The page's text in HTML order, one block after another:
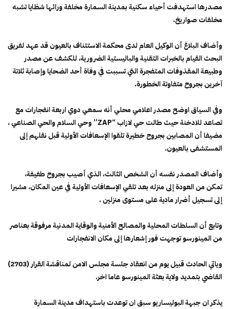
مصدرها استهدفت أحياء سكنية بمدينة السمارة مخلفة ورائها شظايا تشبه
مخلفات صواريخ.
وأضاف البلاغ أن الوكيل العام لدى محكمة الاستئناف بالعيون قد عهد لفريق
البحث القيام بالخبرات التقنية والباليستية الضرورية، للكشف عن مصدر
وطبيعة المقذوفات المتفجرة التي تسببت في وفاة أحد الضحايا وإصابة ثلاتة
آخرين بجروح متفاوتة الخطورة.
وفي السياق اوضح مصدر اعلامي محلي أنه سمعي دوي اربعة انفجارات مع
تصاعد للادخنة حيث طالت حي لازاب “ZAP” وحي السلام والحي الصناعي ،
مضيفا أن المصابين بجروح خطيرة تلقوا الإسعافات الأولية قبل نقلهم إلى
المستشفى بالعيون.
وأضاف المصدر نفسه أن الشخص الثالث، الذي أصيب بجروح طفيفة،
تمكن من العودة إلى منزله بعد تلقي الإسعافات الأولية في عين المكان، مشيرا
إلى تسجيل أضرار مادية على مستوى منزلين .
وتابع أن السلطات المحلية والمصالح الأمنية والوقاية المدنية مرفوقة بعناصر
من المينورسو توجهت فور إشعارها إلى مكان الانفجارات
وياتي الحادث قبيل يوم من انعقاد جلسة مجلس الامن لمناقشة القرار (2703)
القاضي بتمديد ولاية بعثة المينورسو عاما اخر.
يذكر ان جبهة البوليساريو سبق ان توعدت باستهداف مدينة السمارة